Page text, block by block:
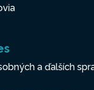
a ďalších